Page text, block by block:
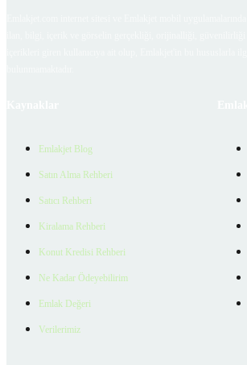
Emlakjet Blog
Satın Alma Rehberi
Satıcı Rehberi
Kiralama Rehberi
Konut Kredisi Rehberi
Ne Kadar Ödeyebilirim
Emlak Değeri
Verilerimiz